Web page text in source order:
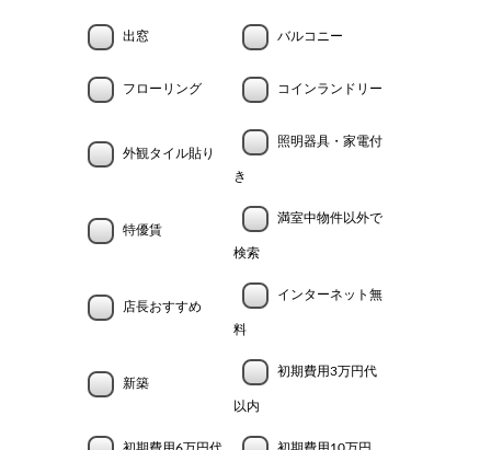
出窓 バルコニー
フローリング コインランドリー
外観タイル貼り
照明器具・家電付
き
特優賃
満室中物件以外で
検索
店長おすすめ
インターネット無
料
新築
初期費用3万円代
以内